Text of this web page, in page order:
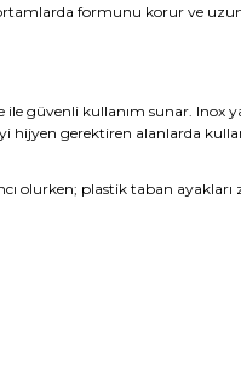
formunu korur ve
güvenli kullanım sunar.
hijyen gerektiren alanlarda
olurken; plastik taban